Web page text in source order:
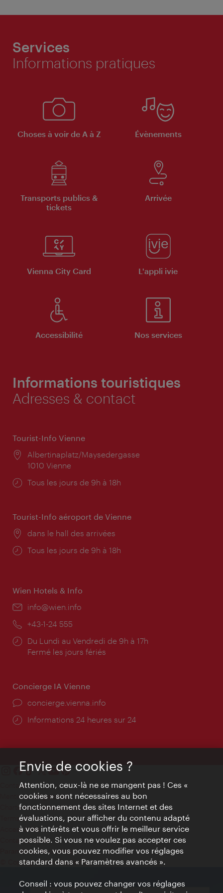
Services
Informations pratiques
Choses à voir de A à Z Évènements
Transports publics &
tickets
Arrivée
Vienna City Card L'appli ivie
Accessibilité Nos services
Informations touristiques
Adresses & contact
Tourist-Info Vienne
Lieu:
Albertinaplatz/Maysedergasse
1010 Vienne
Horaires
Tous les jours de 9h à 18h
Tourist-Info aéroport de Vienne
Lieu:
dans le hall des arrivées
Horaires
Tous les jours de 9h à 18h
Wien Hotels & Info
E-
info@wien.info
Téléphone:
+43-1-24 555
Horaires
d'ouverture:
Du Lundi au Vendredi de 9h à 17h
Fermé les jours fériés
Concierge IA Vienne
Ort:
concierge.vienna.info
Öffnungszeiten:
Informations 24 heures sur 24
Contact
Mentions obligatoires
Charte sur le respect de la vie privée
Terms of Use
Accessibilité
Contact presse
Paramètres de cookies
© Copyright WienTourismus
Envie de cookies ?
Attention, ceux-là ne se mangent pas ! Ces «
cookies » sont nécessaires au bon
fonctionnement des sites Internet et des
évaluations, pour afficher du contenu adapté
à vos intérêts et vous offrir le meilleur service
possible. Si vous ne voulez pas accepter ces
cookies, vous pouvez modifier vos réglages
standard dans « Paramètres avancés ».
Conseil : vous pouvez changer vos réglages